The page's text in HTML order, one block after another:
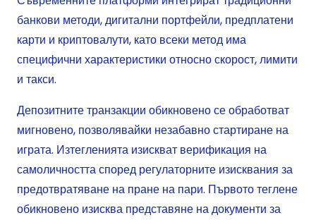
банкови методи, дигитални портфейли, предплатени
карти и криптовалути, като всеки метод има
специфични характеристики относно скорост, лимити
и такси.
Депозитните транзакции обикновено се обработват
мигновено, позволявайки незабавно стартиране на
играта. Изтегленията изискват верификация на
самоличността според регулаторните изисквания за
предотвратяване на пране на пари. Първото теглене
обикновено изисква представяне на документи за